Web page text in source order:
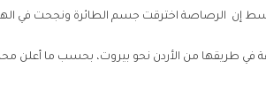
إن الرصاصة اخترقت جسم الطائرة ونجحت في
في طريقها من الأردن نحو بيروت، بحسب ما